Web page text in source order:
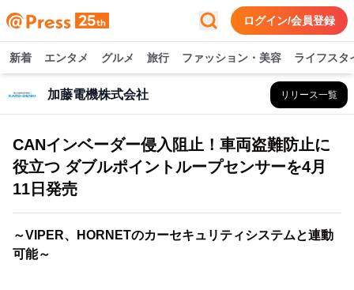
ログイン/会員登録
新着 エンタメ グルメ 旅行 ファッション・美容 ライフスタ
加藤電機株式会社 リリース一覧
CANインベーダー侵入阻止！車両盗難防止に
役立つ ダブルポイントループセンサーを4月
11日発売
～VIPER、HORNETのカーセキュリティシステムと連動
可能～